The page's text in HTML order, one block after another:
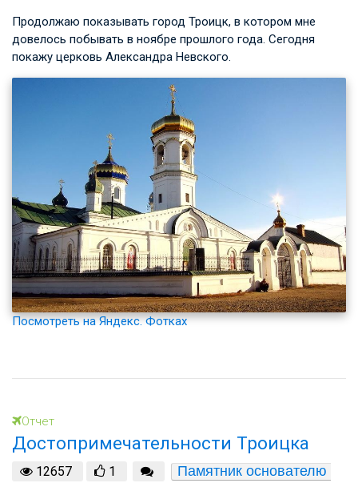
Продолжаю показывать город Троицк, в котором мне
довелось побывать в ноябре прошлого года. Сегодня
покажу церковь Александра Невского.
Посмотреть на Яндекс. Фотках
Отчет
Достопримечательности Троицка
12657 1
Памятник основателю